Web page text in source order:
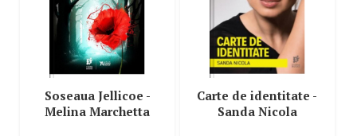
Soseaua Jellicoe -
Melina Marchetta
Carte de identitate -
Sanda Nicola